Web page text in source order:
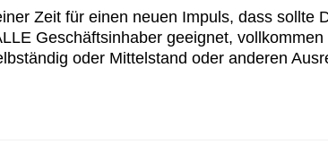
Zeit für einen neuen Impuls, dass sollte
Geschäftsinhaber geeignet,
oder Mittelstand oder anderen